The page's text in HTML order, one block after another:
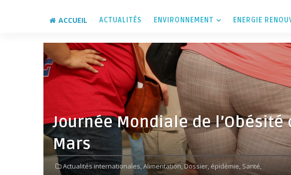
ACCUEIL ACTUALITÉS ENVIRONNEMENT ENERGIE
Journée Mondiale de
Mars
Actualités internationales,Alimentation, Dossier, épidémie,Santé,